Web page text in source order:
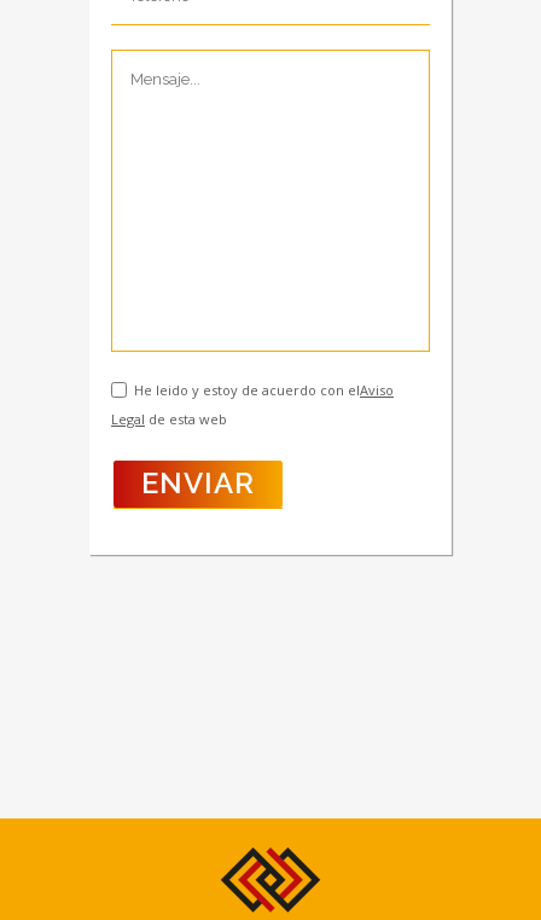
He leido y estoy de acuerdo con elAviso
Legal de esta web